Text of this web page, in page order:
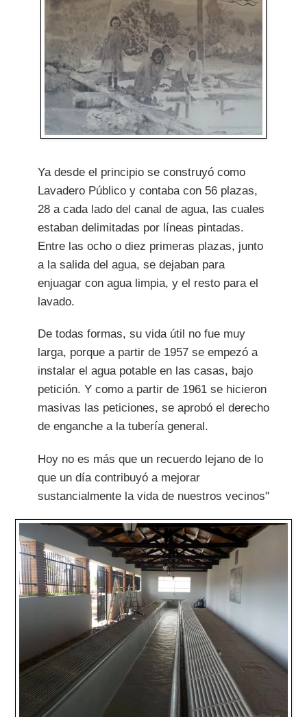
Ya desde el principio se construyó como
Lavadero Público y contaba con 56 plazas,
28 a cada lado del canal de agua, las cuales
estaban delimitadas por líneas pintadas.
Entre las ocho o diez primeras plazas, junto
a la salida del agua, se dejaban para
enjuagar con agua limpia, y el resto para el
lavado.
De todas formas, su vida útil no fue muy
larga, porque a partir de 1957 se empezó a
instalar el agua potable en las casas, bajo
petición. Y como a partir de 1961 se hicieron
masivas las peticiones, se aprobó el derecho
de enganche a la tubería general.
Hoy no es más que un recuerdo lejano de lo
que un día contribuyó a mejorar
sustancialmente la vida de nuestros vecinos"